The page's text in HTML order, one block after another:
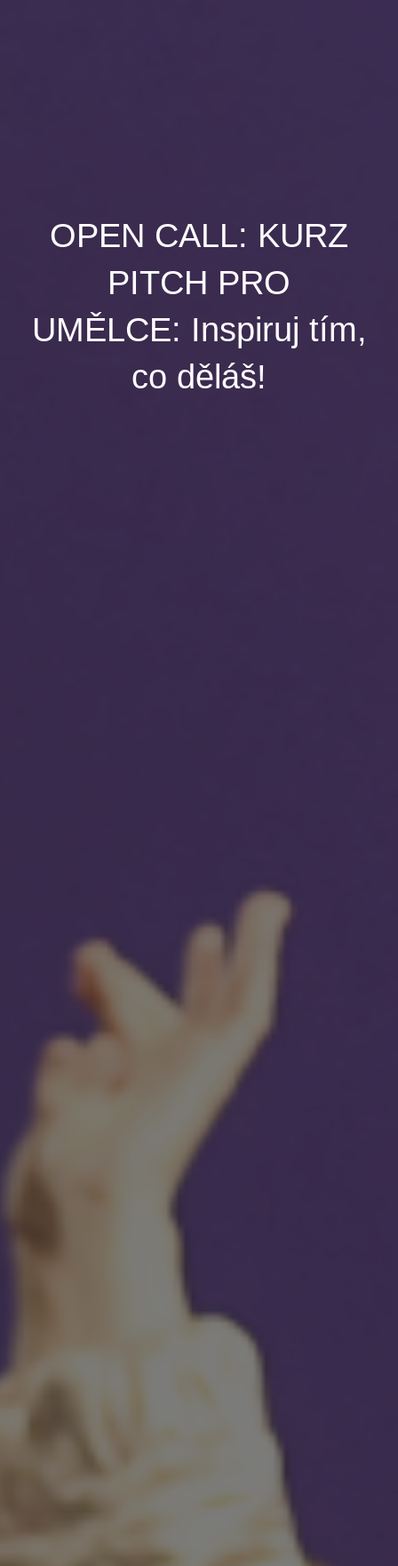
OPEN CALL: KURZ
PITCH PRO
UMĚLCE: Inspiruj tím,
co děláš!